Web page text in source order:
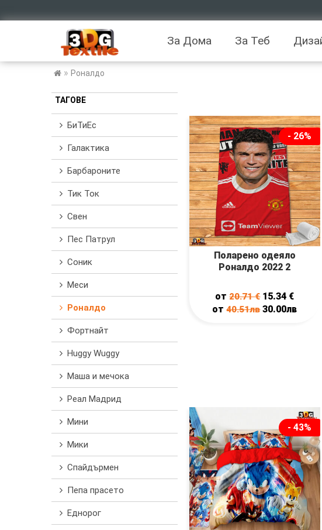
За Дома За Теб
» Роналдо
ТАГОВЕ
БиТиЕс
Галактика
Барбароните
Тик Ток
Свен
Пес Патрул
Соник
Меси
Роналдо
Фортнайт
Huggy Wuggy
Маша и мечока
Реал Мадрид
Мини
Мики
Спайдърмен
Пепа прасето
Еднорог
- 26%
Поларено одеяло
Роналдо 2022 2
от20.71€ 15.34 €
от40.51лв 30.00лв
- 43%